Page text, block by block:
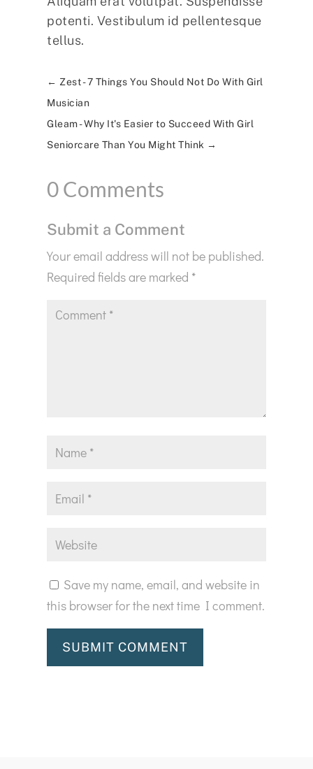
potenti. Vestibulum id pellentesque
tellus.
← Zest - 7 Things You Should Not Do With Girl
Musician
Gleam - Why It's Easier to Succeed With Girl
Seniorcare Than You Might Think →
0 Comments
Submit a Comment
Your email address will not be published.
Required fields are marked *
Save my name, email, and website in
this browser for the next time I comment.
SUBMIT COMMENT